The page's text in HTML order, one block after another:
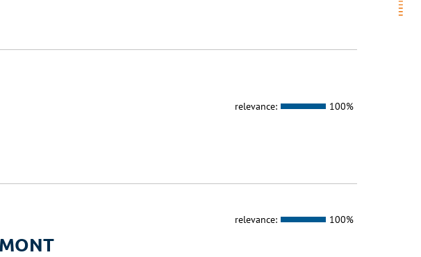
relevance: 100%
relevance: 100%